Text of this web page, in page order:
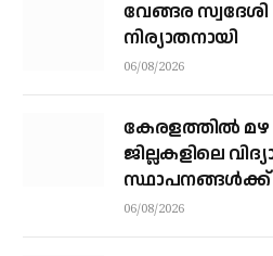
വേങ്ങര സ്വദേശി
നിര്യാതനായി
06/08/2026
കേരളത്തില്‍
ജില്ലകളിലെ
സ്ഥാപനങ്ങള്‍ക്ക്
06/08/2026